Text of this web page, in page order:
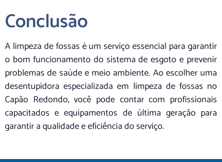
Conclusão
A limpeza de fossas é um serviço essencial para garantir
o bom funcionamento do sistema de esgoto e prevenir
problemas de saúde e meio ambiente. Ao escolher uma
desentupidora especializada em limpeza de fossas no
Capão Redondo, você pode contar com profissionais
capacitados e equipamentos de última geração para
garantir a qualidade e eficiência do serviço.